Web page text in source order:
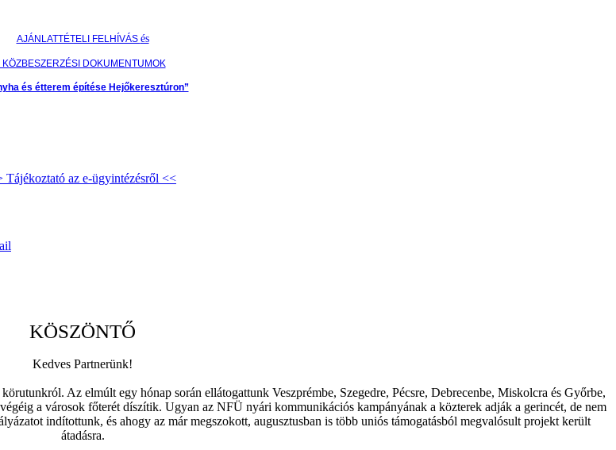
AJÁNLATTÉTELI FELHÍVÁS és
KÖZBESZERZÉSI DOKUMENTUMOK
és étterem építése Hejőkeresztúron”
Tájékoztató az e-ügyintézésről <<
KÖSZÖNTŐ
Kedves Partnerünk!
Az elmúlt egy hónap során ellátogattunk Veszprémbe, Szegedre, Pécsre, Debrecenbe, Miskolcra és Győrbe,
a városok főterét díszítik. Ugyan az NFÜ nyári kommunikációs kampányának a közterek adják a gerincét, de nem
indítottunk, és ahogy az már megszokott, augusztusban is több uniós támogatásból megvalósult projekt került
átadásra.